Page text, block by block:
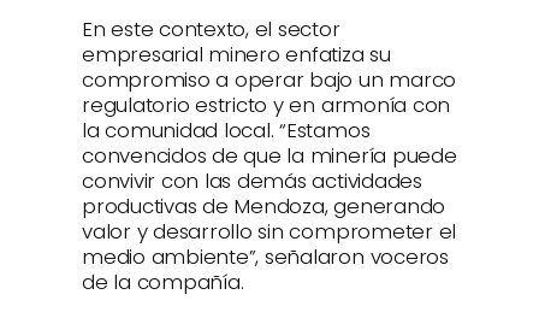
En este contexto, el sector
empresarial minero enfatiza su
compromiso a operar bajo un marco
regulatorio estricto y en armonía con
la comunidad local. “Estamos
convencidos de que la minería puede
convivir con las demás actividades
productivas de Mendoza, generando
valor y desarrollo sin comprometer el
medio ambiente”, señalaron voceros
de la compañía.